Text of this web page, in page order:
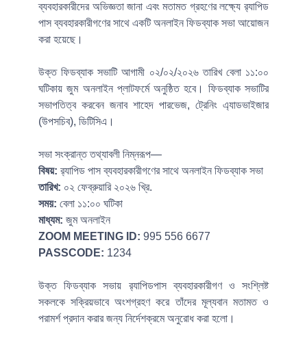
ব্যবহারকারীদের অভিজ্ঞতা জানা এবং মতামত গ্রহণের লক্ষ্যে র‍্যাপিড
পাস ব্যবহারকারীগণের সাথে একটি অনলাইন ফিডব্যাক সভা আয়োজন
করা হয়েছে।
উক্ত ফিডব্যাক সভাটি আগামী ০২/০২/২০২৬ তারিখ বেলা ১১:০০
ঘটিকায় জুম অনলাইন প্লাটফর্মে অনুষ্ঠিত হবে। ফিডব্যাক সভাটির
সভাপতিত্ব করবেন জনাব শাহেদ পারভেজ, ট্রেনিং এ্যাডভাইজার
(উপসচিব), ডিটিসিএ।
সভা সংক্রান্ত তথ্যাবলী নিম্নরূপ—
বিষয়: র‍্যাপিড পাস ব্যবহারকারীগণের সাথে অনলাইন ফিডব্যাক সভা
তারিখ: ০২ ফেব্রুয়ারি ২০২৬ খ্রি.
সময়: বেলা ১১:০০ ঘটিকা
মাধ্যম: জুম অনলাইন
ZOOM MEETING ID: 995 556 6677
PASSCODE: 1234
উক্ত ফিডব্যাক সভায় র‍্যাপিডপাস ব্যবহারকারীগণ ও সংশ্লিষ্ট
সকলকে সক্রিয়ভাবে অংশগ্রহণ করে তাঁদের মূল্যবান মতামত ও
পরামর্শ প্রদান করার জন্য নির্দেশক্রমে অনুরোধ করা হলো।